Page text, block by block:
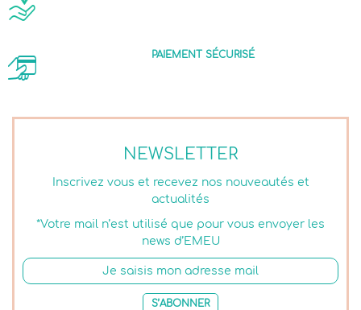
NEWSLETTER
Inscrivez vous et recevez nos nouveautés et
actualités
*Votre mail n’est utilisé que pour vous envoyer les
news d’EMEU
S’ABONNER
PAIEMENT SÉCURISÉ